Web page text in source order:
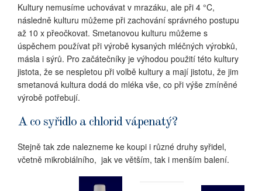
Kultury nemusíme uchovávat v mrazáku, ale při 4 °C,
následně kulturu můžeme při zachování správného postupu
až 10 x přeočkovat. Smetanovou kulturu můžeme s
úspěchem používat při výrobě kysaných mléčných výrobků,
másla i sýrů. Pro začátečníky je výhodou použití této kultury
jistota, že se nespletou při volbě kultury a mají jistotu, že jim
smetanová kultura dodá do mléka vše, co při výše zmíněné
výrobě potřebují.
A co syřidlo a chlorid vápenatý?
Stejně tak zde nalezneme ke koupi i různé druhy syřidel,
včetně mikrobiálního, jak ve větším, tak i menším balení.